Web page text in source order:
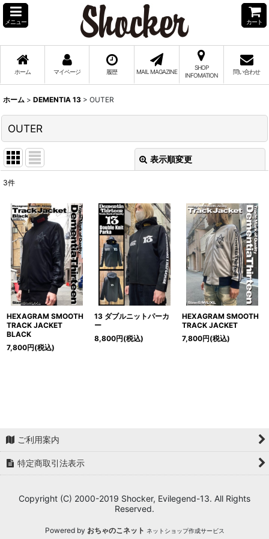
メニュー カート
ホーム マイページ 履歴 MAIL MAGAZINE
SHOP
INFOMATION
問い合わせ
ホーム > DEMENTIA 13 > OUTER
OUTER
表示順変更
並び順 :
絞り込む
3件
HEXAGRAM SMOOTH
TRACK JACKET
BLACK
7,800円(税込)
13 ダブルニットパーカ
ー
8,800円(税込)
HEXAGRAM SMOOTH
TRACK JACKET
7,800円(税込)
ご利用案内
特定商取引法表示
Copyright (C) 2000-2019 Shocker, Evilegend-13. All Rights
Reserved.
Powered by おちゃのこネット ネットショップ作成サービス